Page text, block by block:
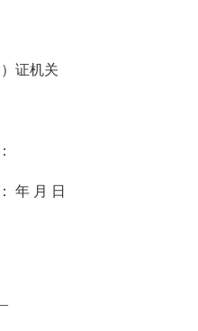
证机关
年 月 日